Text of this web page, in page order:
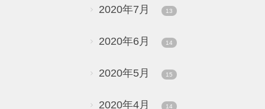
2020年7月 13
2020年6月 14
2020年5月 15
2020年4月 14